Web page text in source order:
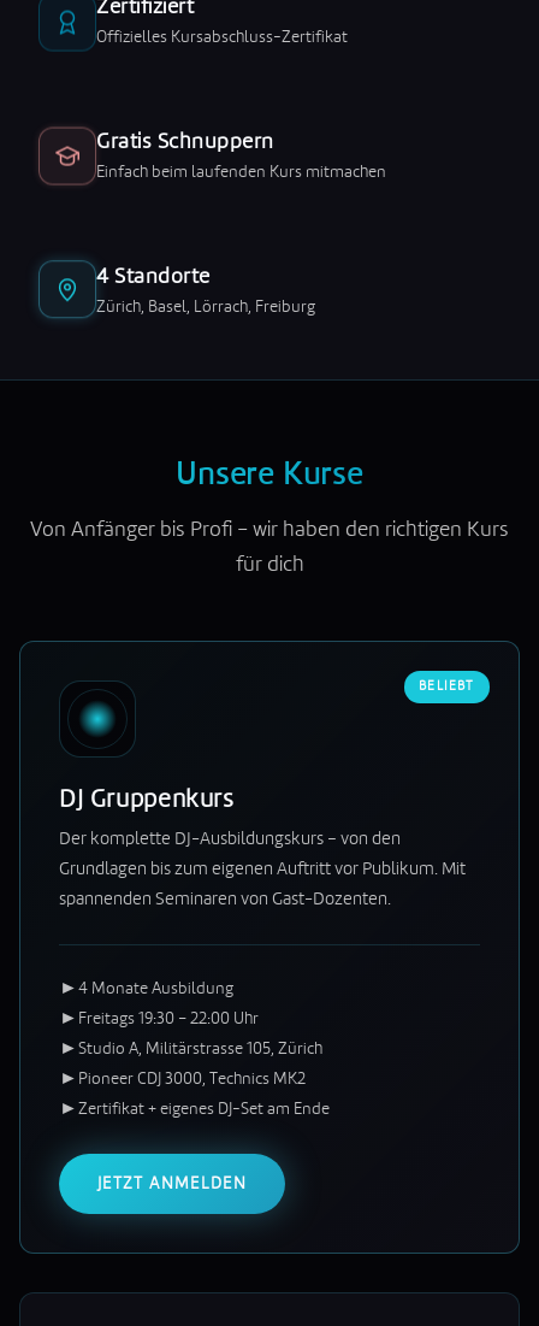
Zertifiziert
Offizielles Kursabschluss-Zertifikat
Gratis Schnuppern
Einfach beim laufenden Kurs mitmachen
4 Standorte
Zürich, Basel, Lörrach, Freiburg
Unsere Kurse
Von Anfänger bis Profi – wir haben den richtigen Kurs
für dich
BELIEBT
DJ Gruppenkurs
Der komplette DJ-Ausbildungskurs – von den
Grundlagen bis zum eigenen Auftritt vor Publikum. Mit
spannenden Seminaren von Gast-Dozenten.
► 4 Monate Ausbildung
► Freitags 19:30 – 22:00 Uhr
► Studio A, Militärstrasse 105, Zürich
► Pioneer CDJ 3000, Technics MK2
► Zertifikat + eigenes DJ-Set am Ende
JETZT ANMELDEN